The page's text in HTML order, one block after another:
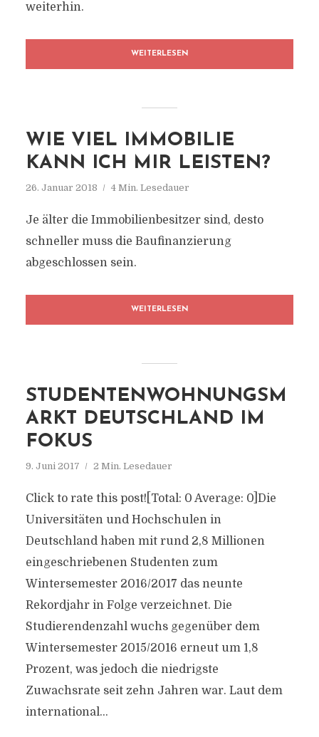
weiterhin.
WEITERLESEN
WIE VIEL IMMOBILIE
KANN ICH MIR LEISTEN?
26. Januar 2018 4 Min. Lesedauer
Je älter die Immobilienbesitzer sind, desto
schneller muss die Baufinanzierung
abgeschlossen sein.
WEITERLESEN
STUDENTENWOHNUNGSM
ARKT DEUTSCHLAND IM
FOKUS
9. Juni 2017 2 Min. Lesedauer
Click to rate this post![Total: 0 Average: 0]Die
Universitäten und Hochschulen in
Deutschland haben mit rund 2,8 Millionen
eingeschriebenen Studenten zum
Wintersemester 2016/2017 das neunte
Rekordjahr in Folge verzeichnet. Die
Studierendenzahl wuchs gegenüber dem
Wintersemester 2015/2016 erneut um 1,8
Prozent, was jedoch die niedrigste
Zuwachsrate seit zehn Jahren war. Laut dem
international...